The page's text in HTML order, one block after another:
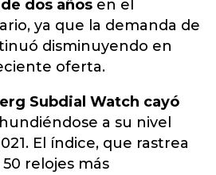
dos años en el
ya que la demanda de
disminuyendo en
oferta.
Subdial Watch cayó
hundiéndose a su nivel
El índice, que rastrea
relojes más